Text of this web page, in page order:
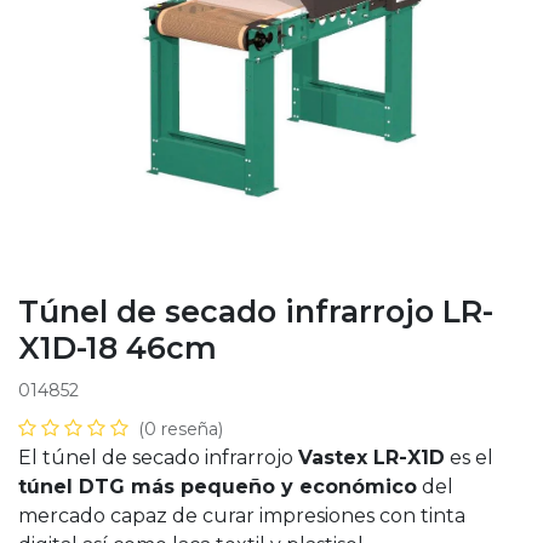
Túnel de secado infrarrojo LR-
X1D-18 46cm
014852
(0 reseña)
El túnel de secado infrarrojo Vastex LR-X1D es el
túnel DTG más pequeño y económico del
mercado capaz de curar impresiones con tinta